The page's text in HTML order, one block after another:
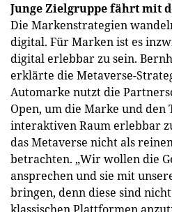
Junge Zielgruppe fährt mit
Die Markenstrategien
digital. Für Marken ist es
digital erlebbar zu sein.
erklärte die Metaverse-
Automarke nutzt die
Open, um die Marke und den
interaktiven Raum erlebbar
das Metaverse nicht als
betrachten. „Wir wollen die
ansprechen und sie mit
bringen, denn diese sind